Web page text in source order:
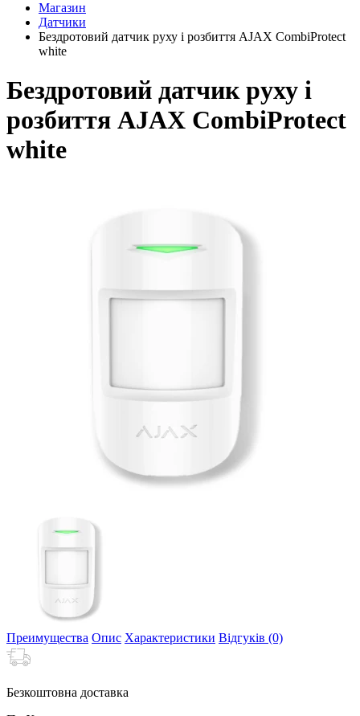
Магазин
Датчики
Бездротовий датчик руху і розбиття AJAX CombiProtect
white
Бездротовий датчик руху і
розбиття AJAX CombiProtect
white
Преимущества Опис Характеристики Відгуків (0)
Безкоштовна доставка